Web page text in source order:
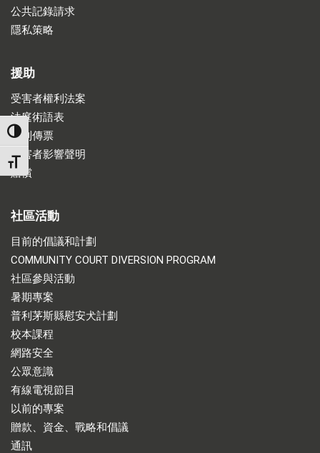
TOGGLE HIGH CONTRAST
TOGGLE FONT SIZE
公共記錄請求
隱私策略
援助
受害者權利法案
法庭術語表
收到傳票
受害者影響聲明
賠償
社區活動
目前的倡議和計劃
COMMUNITY COURT DIVERSION PROGRAM
社區參與活動
暑期專案
普利茅斯縣慰安犬計劃
校本課程
網路安全
公眾意識
有線電視節目
以前的專案
贈款、資金、戰略和倡議
通訊